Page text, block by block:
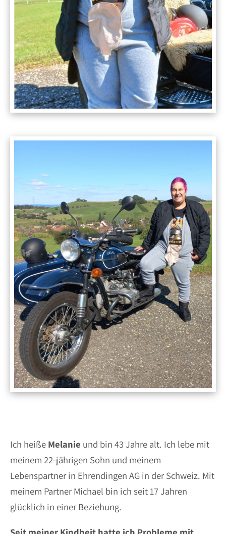
Ich heiße Melanie und bin 43 Jahre alt. Ich lebe mit
meinem 22-jährigen Sohn und meinem
Lebenspartner in Ehrendingen AG in der Schweiz. Mit
meinem Partner Michael bin ich seit 17 Jahren
glücklich in einer Beziehung.